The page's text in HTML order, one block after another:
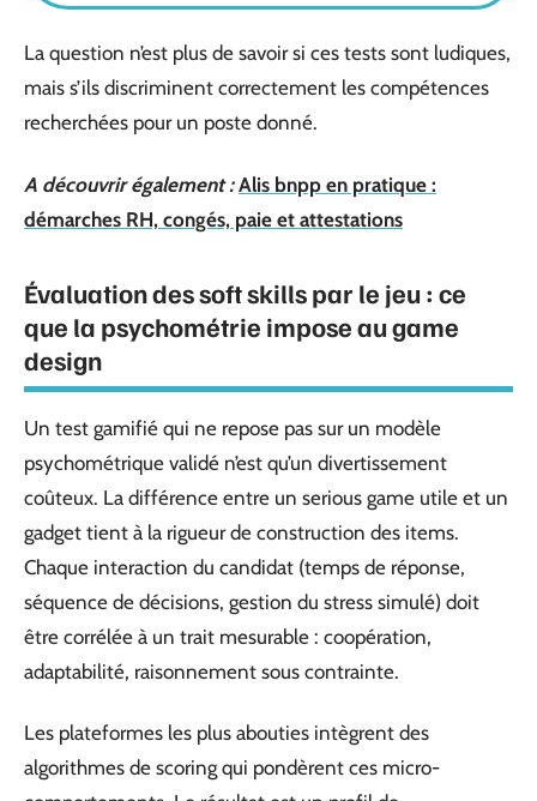
La question n’est plus de savoir si ces tests sont ludiques,
mais s’ils discriminent correctement les compétences
recherchées pour un poste donné.
A découvrir également : Alis bnpp en pratique :
démarches RH, congés, paie et attestations
Évaluation des soft skills par le jeu : ce
que la psychométrie impose au game
design
Un test gamifié qui ne repose pas sur un modèle
psychométrique validé n’est qu’un divertissement
coûteux. La différence entre un serious game utile et un
gadget tient à la rigueur de construction des items.
Chaque interaction du candidat (temps de réponse,
séquence de décisions, gestion du stress simulé) doit
être corrélée à un trait mesurable : coopération,
adaptabilité, raisonnement sous contrainte.
Les plateformes les plus abouties intègrent des
algorithmes de scoring qui pondèrent ces micro-